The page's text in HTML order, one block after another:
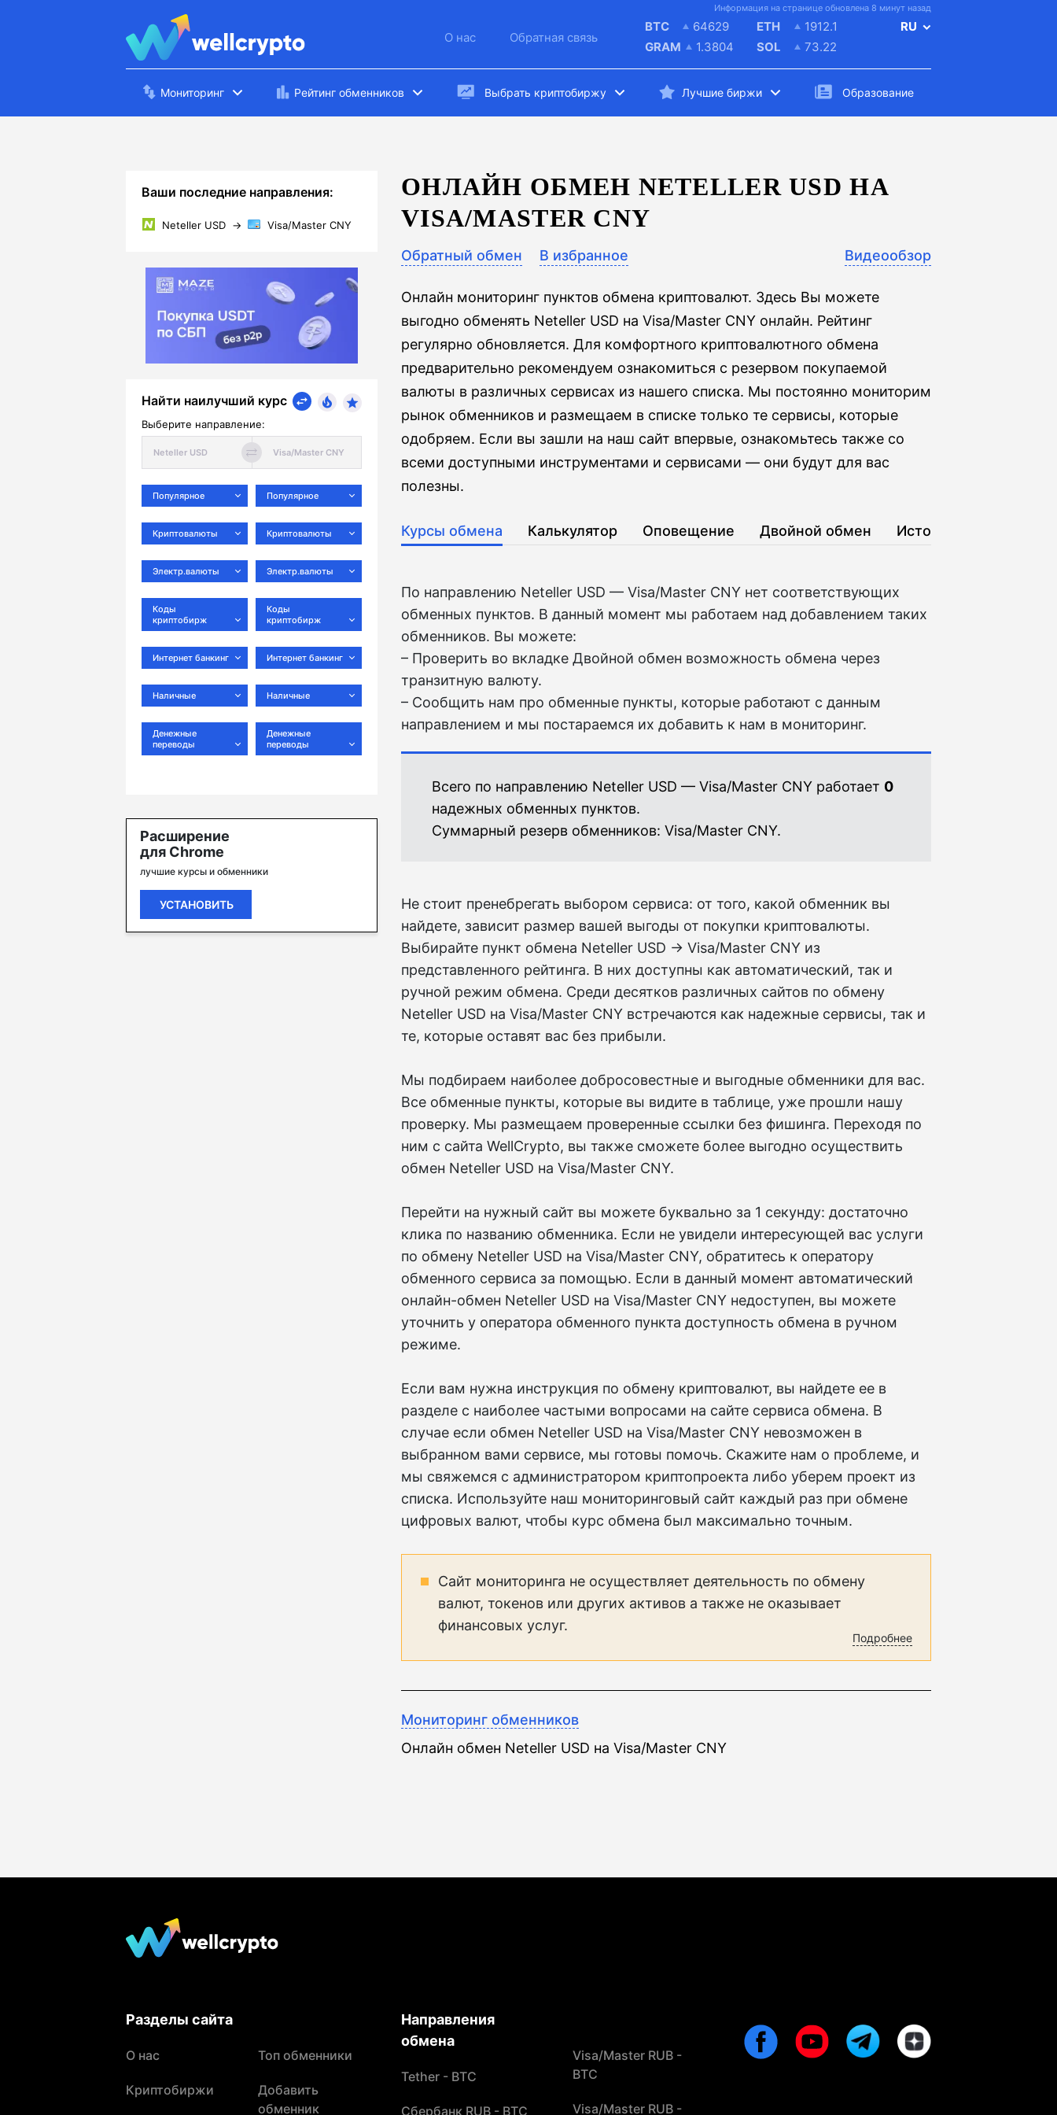
Информация на странице обновлена 8 минут назад
О нас Обратная связь
BTC
64629
GRAM
1.3804
ETH
1912.1
SOL
73.22
RU
Мониторинг Рейтинг обменников Выбрать криптобиржу Лучшие биржи Образование
Ваши последние направления:
Neteller USD → Visa/Master CNY
Найти наилучший курс
Выберите направление:
Популярное
Криптовалюты
Электр.валюты
Коды
криптобирж
Интернет банкинг
Наличные
Денежные
переводы
Популярное
Криптовалюты
Электр.валюты
Коды
криптобирж
Интернет банкинг
Наличные
Денежные
переводы
Расширение
для Chrome
лучшие курсы и обменники
УСТАНОВИТЬ
ОНЛАЙН ОБМЕН NETELLER USD НА
VISA/MASTER CNY
Обратный обмен В избранное Видеообзор
Онлайн мониторинг пунктов обмена криптовалют. Здесь Вы можете
выгодно обменять Neteller USD на Visa/Master CNY онлайн. Рейтинг
регулярно обновляется. Для комфортного криптовалютного обмена
предварительно рекомендуем ознакомиться с резервом покупаемой
валюты в различных сервисах из нашего списка. Мы постоянно мониторим
рынок обменников и размещаем в списке только те сервисы, которые
одобряем. Если вы зашли на наш сайт впервые, ознакомьтесь также со
всеми доступными инструментами и сервисами — они будут для вас
полезны.
Курсы обмена Калькулятор Оповещение Двойной обмен История
По направлению Neteller USD — Visa/Master CNY нет соответствующих
обменных пунктов. В данный момент мы работаем над добавлением таких
обменников. Вы можете:
– Проверить во вкладкe Двойной обмен возможность обмена через
транзитную валюту.
– Сообщить нам про обменные пункты, которые работают с данным
направлением и мы постараемся их добавить к нам в мониторинг.
Всего по направлению Neteller USD — Visa/Master CNY работает 0
надежных обменных пунктов.
Суммарный резерв обменников: Visa/Master CNY.
Не стоит пренебрегать выбором сервиса: от того, какой обменник вы
найдете, зависит размер вашей выгоды от покупки криптовалюты.
Выбирайте пункт обмена Neteller USD → Visa/Master CNY из
представленного рейтинга. В них доступны как автоматический, так и
ручной режим обмена. Среди десятков различных сайтов по обмену
Neteller USD на Visa/Master CNY встречаются как надежные сервисы, так и
те, которые оставят вас без прибыли.
Мы подбираем наиболее добросовестные и выгодные обменники для вас.
Все обменные пункты, которые вы видите в таблице, уже прошли нашу
проверку. Мы размещаем проверенные ссылки без фишинга. Переходя по
ним с сайта WellCrypto, вы также сможете более выгодно осуществить
обмен Neteller USD на Visa/Master CNY.
Перейти на нужный сайт вы можете буквально за 1 секунду: достаточно
клика по названию обменника. Если не увидели интересующей вас услуги
по обмену Neteller USD на Visa/Master CNY, обратитесь к оператору
обменного сервиса за помощью. Если в данный момент автоматический
онлайн-обмен Neteller USD на Visa/Master CNY недоступен, вы можете
уточнить у оператора обменного пункта доступность обмена в ручном
режиме.
Если вам нужна инструкция по обмену криптовалют, вы найдете ее в
разделе с наиболее частыми вопросами на сайте сервиса обмена. В
случае если обмен Neteller USD на Visa/Master CNY невозможен в
выбранном вами сервисе, мы готовы помочь. Скажите нам о проблеме, и
мы свяжемся с администратором криптопроекта либо уберем проект из
списка. Используйте наш мониторинговый сайт каждый раз при обмене
цифровых валют, чтобы курс обмена был максимально точным.
Сайт мониторинга не осуществляет деятельность по обмену
валют, токенов или других активов а также не оказывает
финансовых услуг.
Подробнее
Мониторинг обменников
Онлайн обмен Neteller USD на Visa/Master CNY
Разделы сайта
О нас
Криптобиржи
Топ обменники
Добавить
обменник
Направления
обмена
Tether - BTC
Сбербанк RUB - BTC
Visa/Master RUB -
BTC
Visa/Master RUB -